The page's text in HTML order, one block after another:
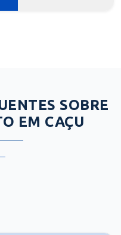
SOBRE
EM CAÇU